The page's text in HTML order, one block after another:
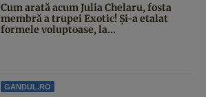
Cum arată acum Julia Chelaru, fosta
membră a trupei Exotic! Și-a etalat
formele voluptoase, la...
GANDUL.RO